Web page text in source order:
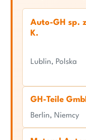
Auto-GH sp.
K.
Lublin, Polska
GH-Teile
Berlin, Niemcy